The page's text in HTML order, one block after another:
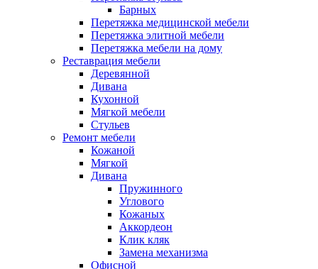
Барных
Перетяжка медицинской мебели
Перетяжка элитной мебели
Перетяжка мебели на дому
Реставрация мебели
Деревянной
Дивана
Кухонной
Мягкой мебели
Стульев
Ремонт мебели
Кожаной
Мягкой
Дивана
Пружинного
Углового
Кожаных
Аккордеон
Клик кляк
Замена механизма
Офисной